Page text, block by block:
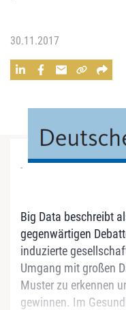
30.11.2017
-
Big Data beschreibt
gegenwärtigen
induzierte
Umgang mit großen
Muster zu erkennen
gewinnen. Im